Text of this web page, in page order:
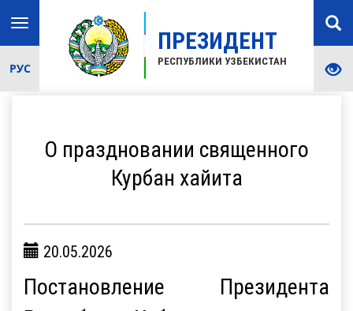
ПРЕЗИДЕНТ
РЕСПУБЛИКИ УЗБЕКИСТАН
Toggle
navigation
РУС
О праздновании священного
Курбан хайита
20.05.2026
Постановление Президента